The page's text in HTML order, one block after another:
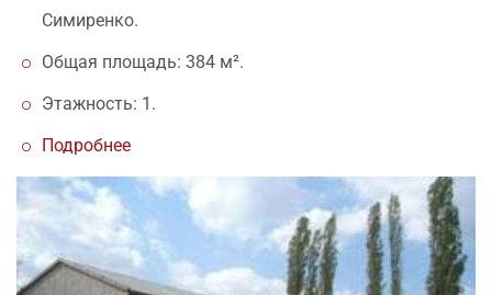
Симиренко.
Общая площадь: 384 м².
Этажность: 1.
Подробнее